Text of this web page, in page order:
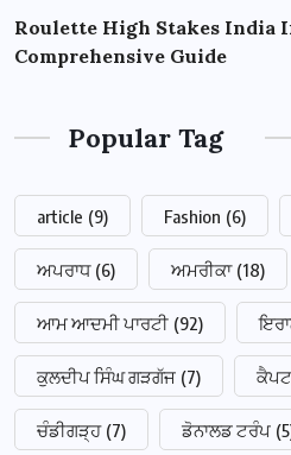
Roulette High Stakes India
Comprehensive Guide
Popular Tag
article (9) Fashion (6)
ਅਪਰਾਧ (6) ਅਮਰੀਕਾ (18)
ਆਮ ਆਦਮੀ ਪਾਰਟੀ (92)
ਕੁਲਦੀਪ ਸਿੰਘ ਗੜਗੱਜ (7)
ਚੰਡੀਗੜ੍ਹ (7) ਡੋਨਾਲਡ ਟਰੰਪ